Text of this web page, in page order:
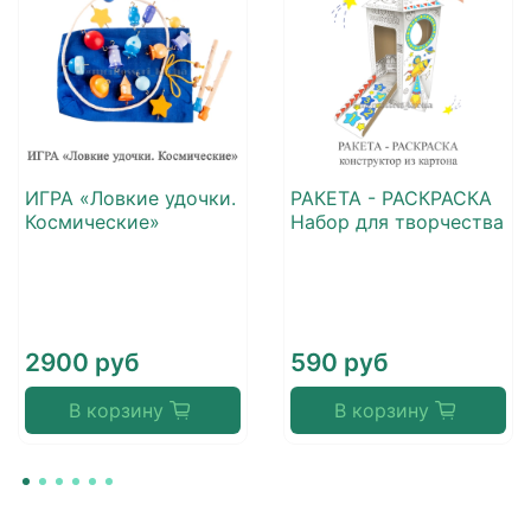
ИГРА «Ловкие удочки.
Космические»
2900 руб
В корзину
РАКЕТА - РАСКРАСКА
Набор для творчества
590 руб
В корзину